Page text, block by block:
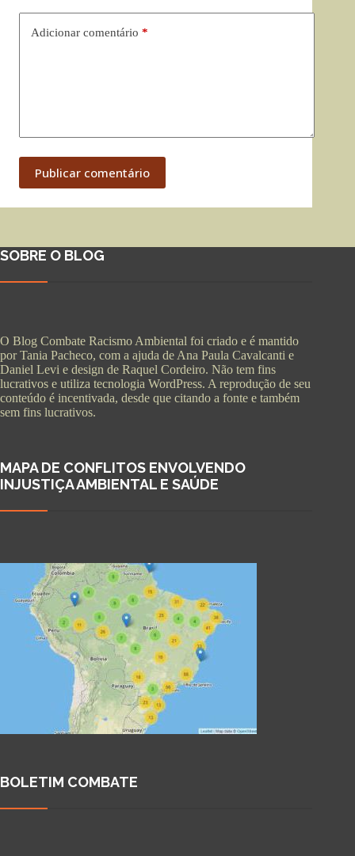
Adicionar comentário *
Publicar comentário
SOBRE O BLOG
O Blog Combate Racismo Ambiental foi criado e é mantido
por Tania Pacheco, com a ajuda de Ana Paula Cavalcanti e
Daniel Levi e design de Raquel Cordeiro. Não tem fins
lucrativos e utiliza tecnologia WordPress. A reprodução de seu
conteúdo é incentivada, desde que citando a fonte e também
sem fins lucrativos.
MAPA DE CONFLITOS ENVOLVENDO
INJUSTIÇA AMBIENTAL E SAÚDE
BOLETIM COMBATE